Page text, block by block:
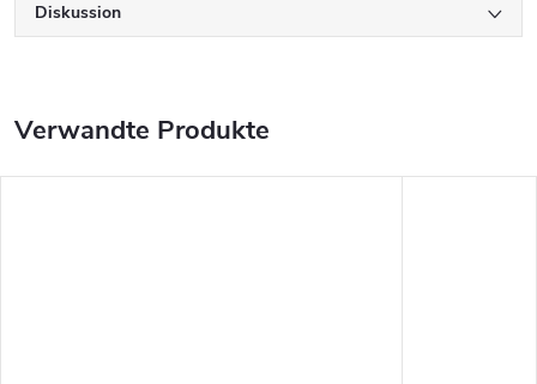
Diskussion
Verwandte Produkte